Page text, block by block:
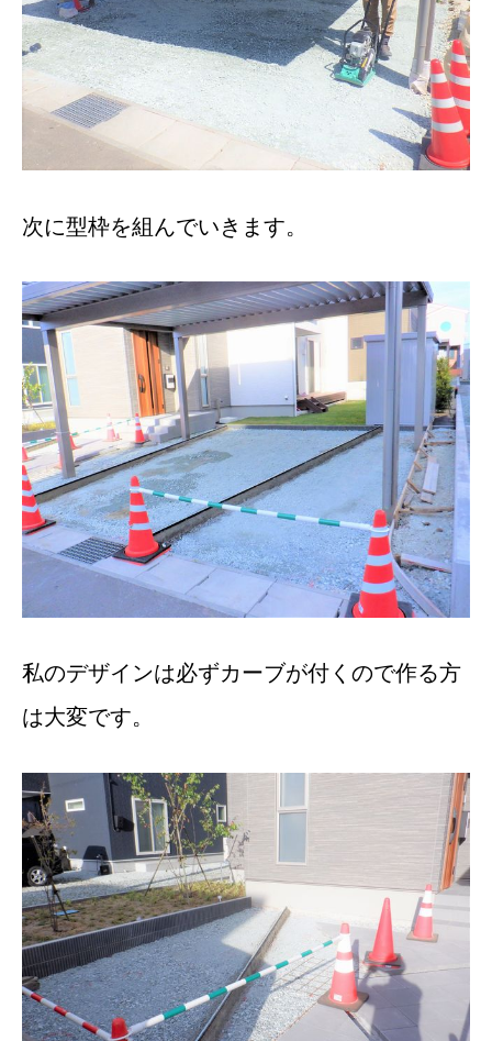
次に型枠を組んでいきます。
私のデザインは必ずカーブが付くので作る方
は大変です。